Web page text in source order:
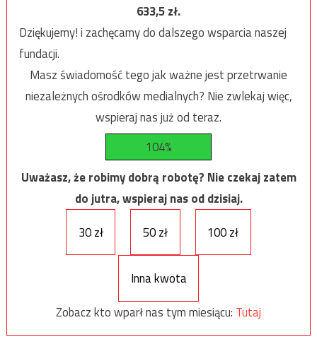
633,5zł.
Dziękujemy! i zachęcamy do dalszego wsparcia naszej
fundacji.
Masz świadomość tego jak ważne jest przetrwanie
niezależnych ośrodków medialnych? Nie zwlekaj więc,
wspieraj nas już od teraz.
104%
Uważasz, że robimy dobrą robotę? Nie czekaj zatem
do jutra, wspieraj nas od dzisiaj.
30 zł
50 zł 100 zł
Inna kwota
Zobacz kto wparł nas tym miesiącu: Tutaj